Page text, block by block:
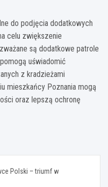
do podjęcia dodatkowych
celu zwiększenie
są dodatkowe patrole
uświadomić
z kradzieżami
mieszkańcy Poznania mogą
oraz lepszą ochronę
Polski – triumf w